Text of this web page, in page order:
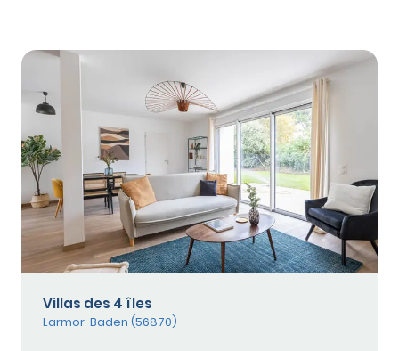
Villas des 4 îles
Larmor-Baden (56870)